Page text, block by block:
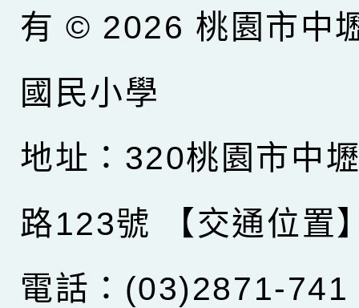
有 © 2026 桃園市中
國民小學
地址：320桃園市中
路123號
【交通位置
電話：(03)2871-741